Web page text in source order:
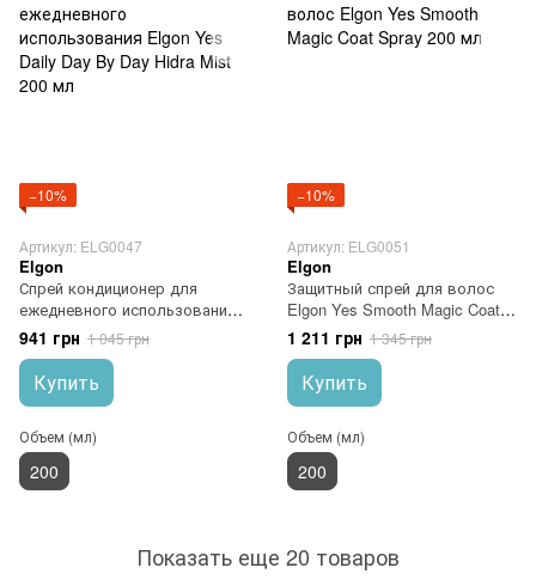
−10%
Артикул: ELG0047
Elgon
Спрей кондиционер для
ежедневного использования
Elgon Yes Daily Day By Day
Hidra Mist 200 мл
941 грн 1 045 грн
Купить
Объем (мл)
200
−10%
Артикул: ELG0051
Elgon
Защитный спрей для волос
Elgon Yes Smooth Magic Coat
Spray 200 мл
1 211 грн 1 345 грн
Купить
Объем (мл)
200
Показать еще 20 товаров